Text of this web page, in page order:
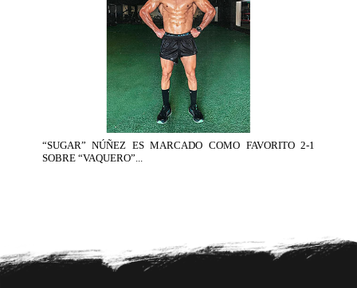
“SUGAR” NÚÑEZ ES MARCADO COMO FAVORITO 2-1
SOBRE “VAQUERO”...